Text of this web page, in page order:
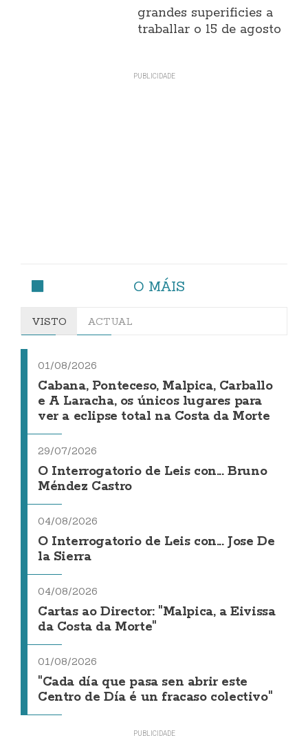
grandes superificies a
traballar o 15 de agosto
O MÁIS
VISTO ACTUAL
01/08/2026
Cabana, Ponteceso, Malpica, Carballo
e A Laracha, os únicos lugares para
ver a eclipse total na Costa da Morte
29/07/2026
O Interrogatorio de Leis con... Bruno
Méndez Castro
04/08/2026
O Interrogatorio de Leis con... Jose De
la Sierra
04/08/2026
Cartas ao Director: "Malpica, a Eivissa
da Costa da Morte"
01/08/2026
"Cada día que pasa sen abrir este
Centro de Día é un fracaso colectivo"